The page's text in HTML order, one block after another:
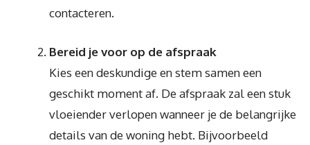
contacteren.
Bereid je voor op de afspraak
Kies een deskundige en stem samen een
geschikt moment af. De afspraak zal een stuk
vloeiender verlopen wanneer je de belangrijke
details van de woning hebt. Bijvoorbeeld